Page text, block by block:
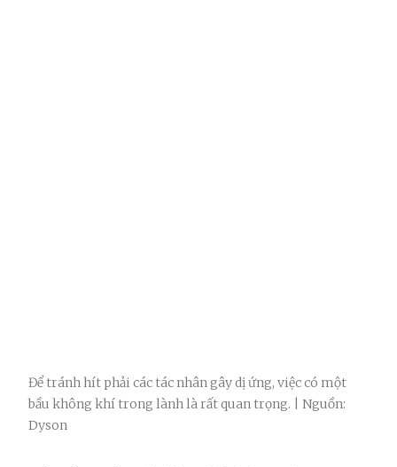
Để tránh hít phải các tác nhân gây dị ứng, việc có một
bầu không khí trong lành là rất quan trọng. | Nguồn:
Dyson